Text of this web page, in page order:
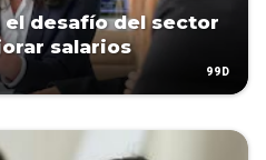
el desafío del sector
salarios
99D